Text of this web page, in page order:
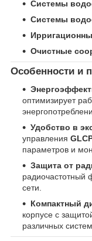
Системы
Системы
Очистные
Особенности и
оптимизирует
Удобство в
управления
параметров и
Защита от
радиочастотный
сети.
Компактный
корпусе с
различных